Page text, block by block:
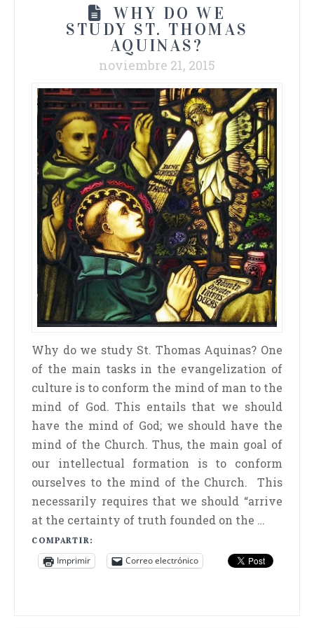
WHY DO WE
STUDY ST. THOMAS
AQUINAS?
noviembre 21, 2015
Why do we study St. Thomas Aquinas? One
of the main tasks in the evangelization of
culture is to conform the mind of man to the
mind of God. This entails that we should
have the mind of God; we should have the
mind of the Church. Thus, the main goal of
our intellectual formation is to conform
ourselves to the mind of the Church. This
necessarily requires that we should “arrive
at the certainty of truth founded on the …
COMPARTIR:
Imprimir Correo electrónico